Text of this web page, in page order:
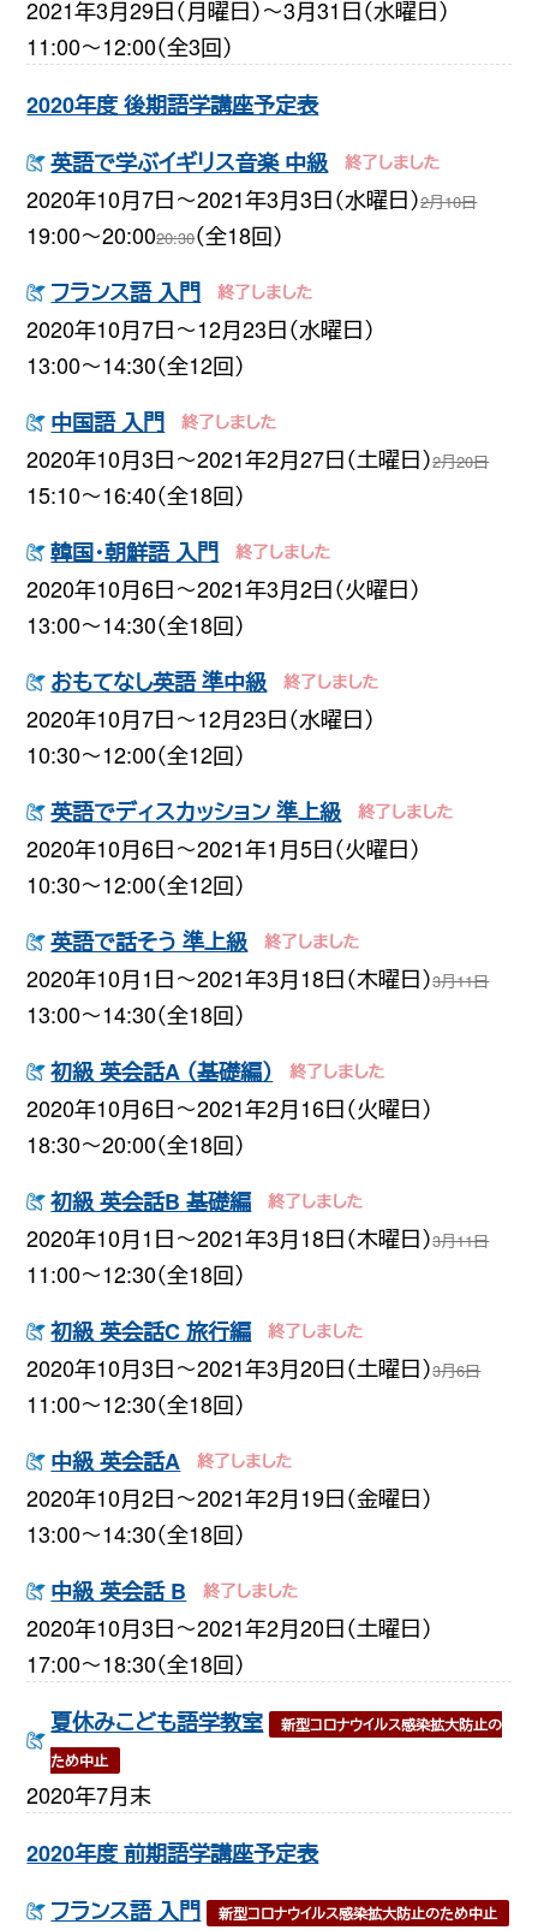
2021年3月29日（月曜日）〜3月31日（水曜日）
11:00〜12:00（全3回）
2020年度 後期語学講座予定表
英語で学ぶイギリス音楽 中級
2020年10月7日〜2021年3月3日（水曜日）2月10日
19:00〜20:0020:30（全18回）
フランス語 入門
2020年10月7日〜12月23日（水曜日）
13:00〜14:30（全12回）
中国語 入門
2020年10月3日〜2021年2月27日（土曜日）2月20日
15:10〜16:40（全18回）
韓国・朝鮮語 入門
2020年10月6日〜2021年3月2日（火曜日）
13:00〜14:30（全18回）
おもてなし英語 準中級
2020年10月7日〜12月23日（水曜日）
10:30〜12:00（全12回）
英語でディスカッション 準上級
2020年10月6日〜2021年1月5日（火曜日）
10:30〜12:00（全12回）
英語で話そう 準上級
2020年10月1日〜2021年3月18日（木曜日）3月11日
13:00〜14:30（全18回）
初級 英会話A （基礎編）
2020年10月6日〜2021年2月16日（火曜日）
18:30〜20:00（全18回）
初級 英会話B 基礎編
2020年10月1日〜2021年3月18日（木曜日）3月11日
11:00〜12:30（全18回）
初級 英会話C 旅行編
2020年10月3日〜2021年3月20日（土曜日）3月6日
11:00〜12:30（全18回）
中級 英会話A
2020年10月2日〜2021年2月19日（金曜日）
13:00〜14:30（全18回）
中級 英会話 B
2020年10月3日〜2021年2月20日（土曜日）
17:00〜18:30（全18回）
夏休みこども語学教室
新型コロナウイルス感染拡大防止の
ため中止
2020年7月末
2020年度 前期語学講座予定表
フランス語 入門
新型コロナウイルス感染拡大防止のため中止